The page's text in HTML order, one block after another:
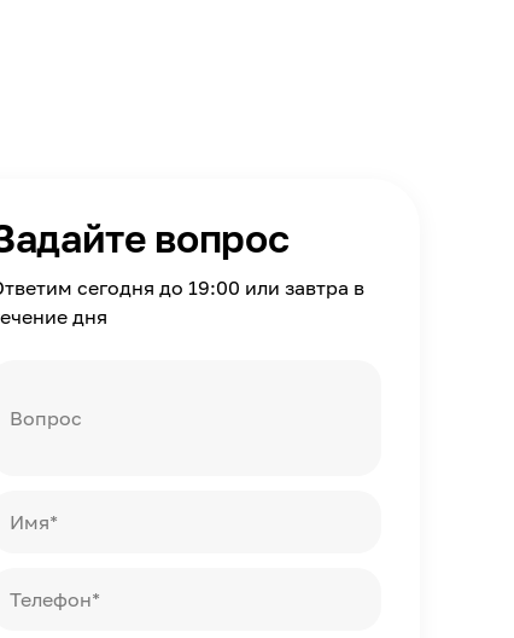
вопрос
сегодня до 19:00 или завтра в
дня
Вопрос
Имя*
Телефон*